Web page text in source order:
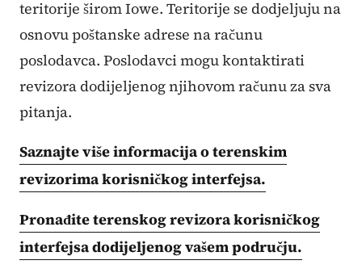
teritorije širom Iowe. Teritorije se dodjeljuju na
osnovu poštanske adrese na računu
poslodavca. Poslodavci mogu kontaktirati
revizora dodijeljenog njihovom računu za sva
pitanja.
Saznajte više informacija o terenskim
revizorima korisničkog interfejsa.
Pronađite terenskog revizora korisničkog
interfejsa dodijeljenog vašem području.